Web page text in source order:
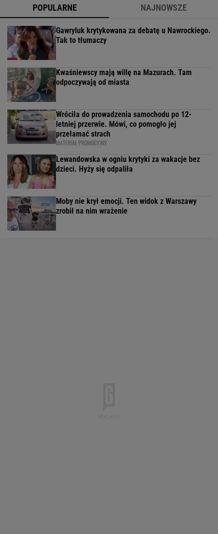
POPULARNE NAJNOWSZE
Gawryluk krytykowana za debatę u Nawrockiego.
Tak to tłumaczy
Kwaśniewscy mają willę na Mazurach. Tam
odpoczywają od miasta
Wróciła do prowadzenia samochodu po 12-
letniej przerwie. Mówi, co pomogło jej
przełamać strach
MATERIAŁ PROMOCYJNY
Lewandowska w ogniu krytyki za wakacje bez
dzieci. Hyży się odpaliła
Moby nie krył emocji. Ten widok z Warszawy
zrobił na nim wrażenie